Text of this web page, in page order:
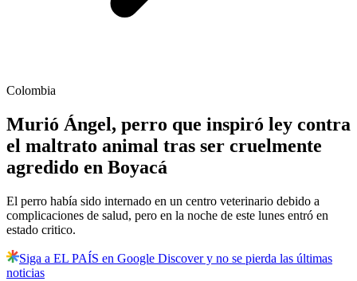
Colombia
Murió Ángel, perro que inspiró ley contra
el maltrato animal tras ser cruelmente
agredido en Boyacá
El perro había sido internado en un centro veterinario debido a
complicaciones de salud, pero en la noche de este lunes entró en
estado critico.
Siga a EL PAÍS en Google Discover y no se pierda las últimas
noticias